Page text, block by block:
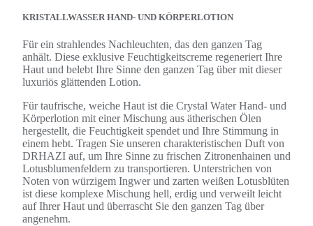
KRISTALLWASSER HAND- UND KÖRPERLOTION
Für ein strahlendes Nachleuchten, das den ganzen Tag
anhält. Diese exklusive Feuchtigkeitscreme regeneriert Ihre
Haut und belebt Ihre Sinne den ganzen Tag über mit dieser
luxuriös glättenden Lotion.
Für taufrische, weiche Haut ist die Crystal Water Hand- und
Körperlotion mit einer Mischung aus ätherischen Ölen
hergestellt, die Feuchtigkeit spendet und Ihre Stimmung in
einem hebt. Tragen Sie unseren charakteristischen Duft von
DRHAZI auf, um Ihre Sinne zu frischen Zitronenhainen und
Lotusblumenfeldern zu transportieren. Unterstrichen von
Noten von würzigem Ingwer und zarten weißen Lotusblüten
ist diese komplexe Mischung hell, erdig und verweilt leicht
auf Ihrer Haut und überrascht Sie den ganzen Tag über
angenehm.